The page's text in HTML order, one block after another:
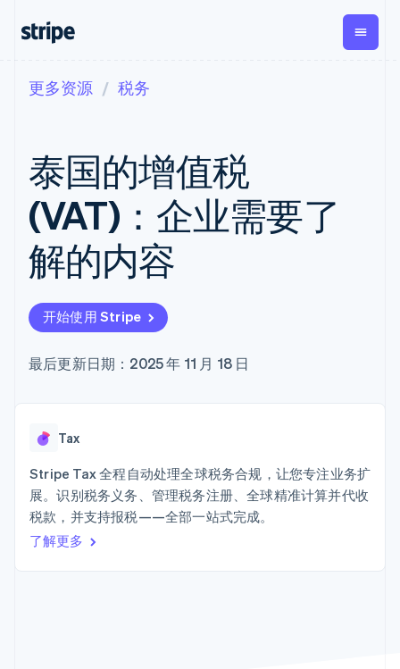
支付
在线支付
Managed
Payments
备案商家解决
方案
Payment links
无代码支付
预构建支付界
面
Elements
灵活的 UI 组件
支付方式
上
线下支付
Boost
支付成功率优
化
Link
加速结账
经常性收入
Metronome
按用量计费
Subscriptions
订阅管理
Invoicing
一次性或定期
Tax
销售税和增值
Revenue
Recognition
Stripe Sigma
向第三
方打款
Crypto
按企业阶段
按应用场景
智能体商务
加密货币
电子商务
嵌入式金融
财务自动化
全球化企业
交易市场
按行业
AI 企业
酒店、旅游与休闲
文档
库与 SDK
Stripe Apps
指南
接受线上付款
实施预置结账流程
构建平台或交易市场
管理订阅
发行稳定币支持的支付卡
资源
应用集成
代码示例
学习
指南
支持
获取支持
托管支持方案
专业服务
公司
Stripe Press
联系销售
更多资源 税务
泰国的增值税
(VAT)：企业需要了
解的内容
开始使用 Stripe
最后更新日期：2025 年 11 月 18 日
Tax
Stripe Tax 全程自动处理全球税务合规，让您专注业务扩
展。识别税务义务、管理税务注册、全球精准计算并代收
税款，并支持报税——全部一站式完成。
了解更多